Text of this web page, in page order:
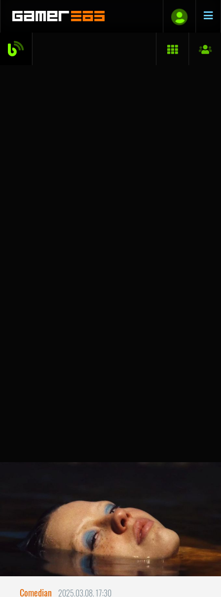
Ha pornózol, meghalsz!
Ti West 2022-es slasherje, azX(ami egy
háromfilmes széria első darabja – az
utóbbi idők legjobb horror-trilógiájáé) a
pornográf vonásainál fogva tematikailag